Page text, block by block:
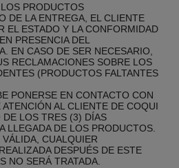
PRODUCTOS
DE LA ENTREGA, EL CLIENTE
EL ESTADO Y LA CONFORMIDAD
PRESENCIA DEL
EN CASO DE SER NECESARIO,
RECLAMACIONES SOBRE LOS
(PRODUCTOS FALTANTES
PONERSE EN CONTACTO CON
ATENCIÓN AL CLIENTE DE COQUI
LOS TRES (3) DÍAS
LLEGADA DE LOS PRODUCTOS.
CUALQUIER
DESPUÉS DE ESTE
NO SERÁ TRATADA.